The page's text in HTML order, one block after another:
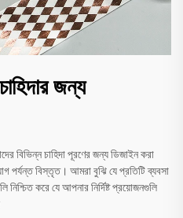
জন্য
বিভিন্ন চাহিদা পূরণের জন্য ডিজাইন করা
পর্যন্ত বিস্তৃত। আমরা বুঝি যে প্রতিটি ব্যবসা
করে যে আপনার নির্দিষ্ট প্রয়োজনগুলি